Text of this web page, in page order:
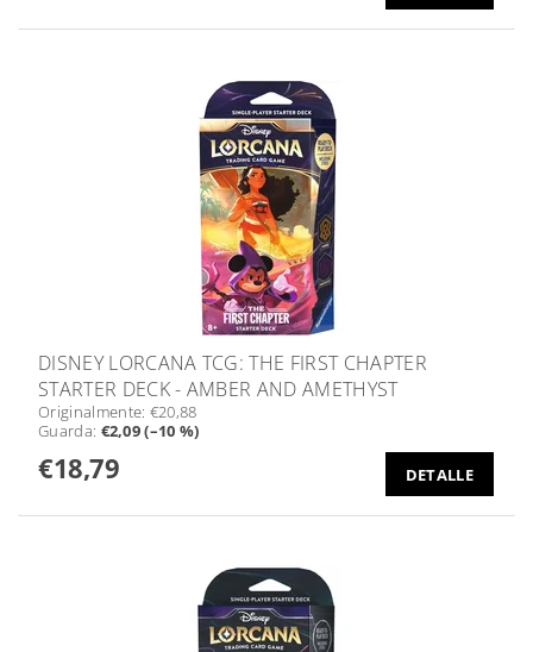
DISNEY LORCANA TCG: THE FIRST CHAPTER
STARTER DECK - AMBER AND AMETHYST
Originalmente: €20,88
Guarda: €2,09 (–10 %)
€18,79 DETALLE